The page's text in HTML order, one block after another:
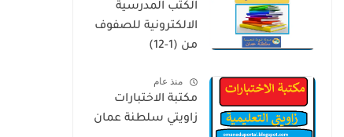
الثاني
الكتب المدرسية
الالكترونية للصفوف
من (1-12)
منذ عام
مكتبة الاختبارات
زاويتي سلطنة عمان